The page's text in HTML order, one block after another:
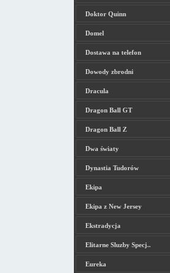
Doktor Quinn
Domel
Dostawa na telefon
Dowody zbrodni
Dracula
Dragon Ball GT
Dragon Ball Z
Dwa światy
Dynastia Tudorów
Ekipa
Ekipa z New Jersey
Ekstradycja
Elitarne Sluzby Specj..
Eureka